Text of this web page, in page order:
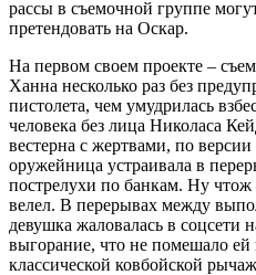
рассы в съемочной группе
претендовать на Оскар.
На первом своем проекте –
Ханна несколько раз без
пистолета, чем умудрилась
человека без лица Николаса
вестерна с жертвами, по
оружейница устраивала в
пострелухи по банкам. Ну
велел. В перерывах между
девушка жаловалась в соцсети
выгорание, что не помешало ей
классической ковбойской